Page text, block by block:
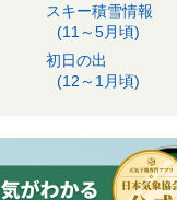
スキー積雪情報
(11～5月頃)
初日の出
(12～1月頃)